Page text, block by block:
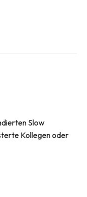
Slow
Kollegen oder